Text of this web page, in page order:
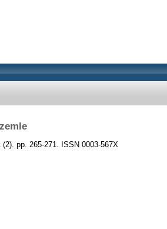
pp. 265-271. ISSN 0003-567X